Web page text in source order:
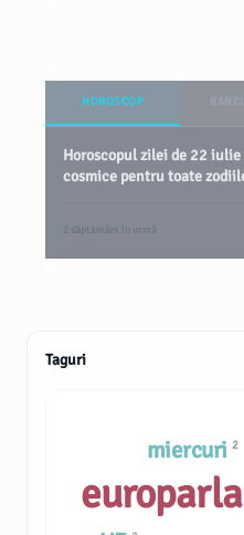
HOROSCOP
Horoscopul zilei de 22
cosmice pentru toate
2 săptămâni în urmă
Taguri
miercuri 2